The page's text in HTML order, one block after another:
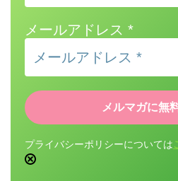
メールアドレス *
プライバシーポリシーについては